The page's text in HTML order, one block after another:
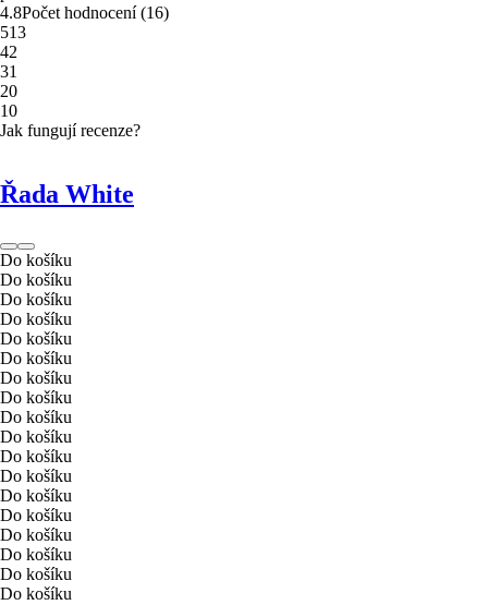
4.8Počet hodnocení(16)
513
42
31
20
10
Jak fungují recenze?
Řada White
Do košíku
Do košíku
Do košíku
Do košíku
Do košíku
Do košíku
Do košíku
Do košíku
Do košíku
Do košíku
Do košíku
Do košíku
Do košíku
Do košíku
Do košíku
Do košíku
Do košíku
Do košíku